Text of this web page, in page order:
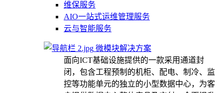
维保服务
AIO一站式运维管理服务
云与智能服务
微模块解决方案
面向ICT基础设施提供的一款采用通道封
闭，包含工程预制的机柜、配电、制冷、监
控等功能单元的独立的小型数据中心，为客